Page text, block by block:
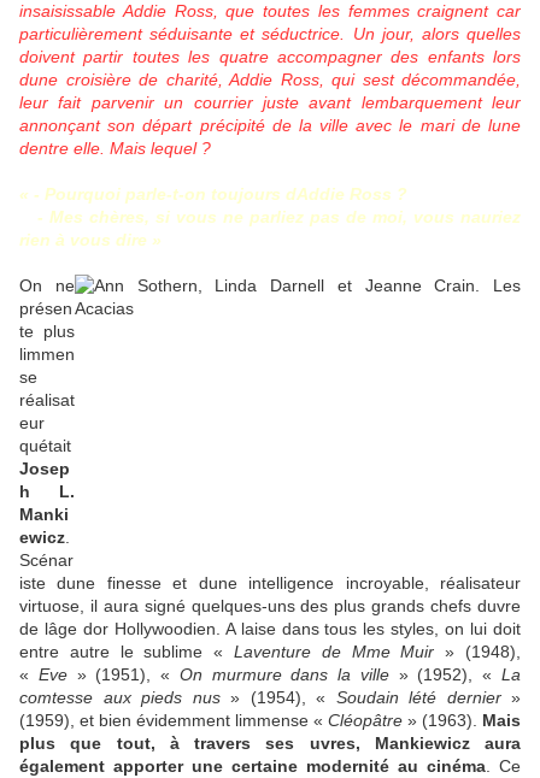
insaisissable Addie Ross, que toutes les femmes craignent car
particulièrement séduisante et séductrice. Un jour, alors quelles
doivent partir toutes les quatre accompagner des enfants lors
dune croisière de charité, Addie Ross, qui sest décommandée,
leur fait parvenir un courrier juste avant lembarquement leur
annonçant son départ précipité de la ville avec le mari de lune
dentre elle. Mais lequel ?
« - Pourquoi parle-t-on toujours dAddie Ross ?
- Mes chères, si vous ne parliez pas de moi, vous nauriez
rien à vous dire »
On ne
présen
te plus
limmen
se
réalisat
eur
quétait
Josep
h L.
Manki
ewicz
Scénar
iste dune finesse et dune intelligence incroyable, réalisateur
virtuose, il aura signé quelques-uns des plus grands chefs duvre
de lâge dor Hollywoodien. A laise dans tous les styles, on lui doit
entre autre le sublime « Laventure de Mme Muir » (1948),
« Eve» (1951), « On murmure dans la ville» (1952), « La
comtesse aux pieds nus» (1954), « Soudain lété dernier»
(1959), et bien évidemment limmense « Cléopâtre » (1963). Mais
plus que tout, à travers ses uvres, Mankiewicz aura
également apporter une certaine modernité au cinéma . Ce